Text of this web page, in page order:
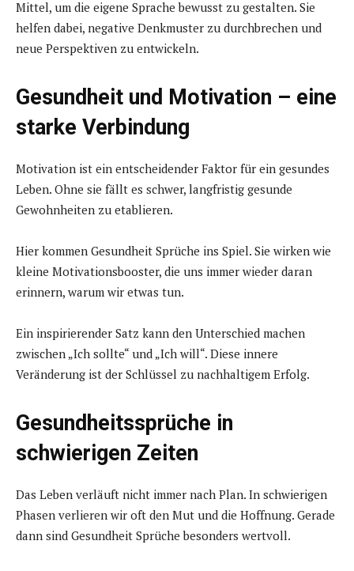
Mittel, um die eigene Sprache bewusst zu gestalten. Sie
helfen dabei, negative Denkmuster zu durchbrechen und
neue Perspektiven zu entwickeln.
Gesundheit und Motivation – eine
starke Verbindung
Motivation ist ein entscheidender Faktor für ein gesundes
Leben. Ohne sie fällt es schwer, langfristig gesunde
Gewohnheiten zu etablieren.
Hier kommen Gesundheit Sprüche ins Spiel. Sie wirken wie
kleine Motivationsbooster, die uns immer wieder daran
erinnern, warum wir etwas tun.
Ein inspirierender Satz kann den Unterschied machen
zwischen „Ich sollte“ und „Ich will“. Diese innere
Veränderung ist der Schlüssel zu nachhaltigem Erfolg.
Gesundheitssprüche in
schwierigen Zeiten
Das Leben verläuft nicht immer nach Plan. In schwierigen
Phasen verlieren wir oft den Mut und die Hoffnung. Gerade
dann sind Gesundheit Sprüche besonders wertvoll.